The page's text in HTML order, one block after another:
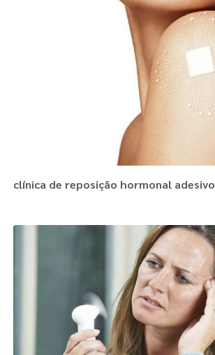
clínica de reposição hormonal adesivo